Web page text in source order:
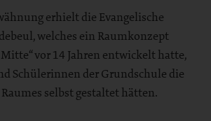
erhielt die Evangelische
welches ein Raumkonzept
vor 14 Jahren entwickelt hatte,
Schülerinnen der Grundschule die
selbst gestaltet hätten.